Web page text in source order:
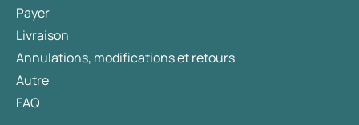
Payer
Livraison
Annulations, modifications et retours
Autre
FAQ